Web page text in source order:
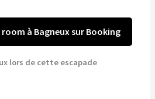
à Bagneux sur Booking
lors de cette escapade